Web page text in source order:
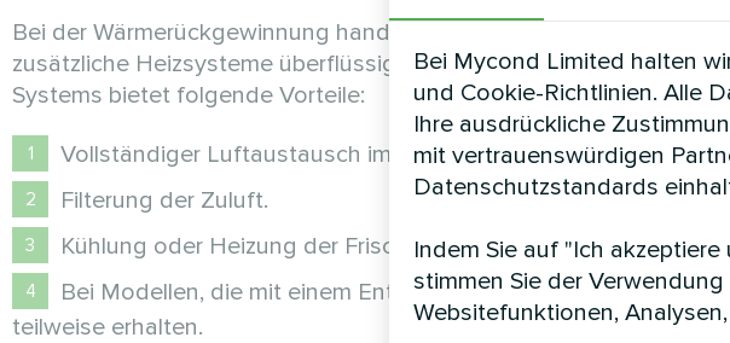
Bei der Wärmerückgewinnung handelt es sich um eine effiziente
zusätzliche Heizsysteme überflüssig werden und die Kosten
Systems bietet folgende Vorteile:
Vollständiger Luftaustausch im Raum.
Filterung der Zuluft.
Kühlung oder Heizung der Frischluft.
Bei Modellen, die mit einem Enthalpierückgewinner
teilweise erhalten.
Bei Mycond Limited halten
und Cookie-Richtlinien. Alle
Ihre ausdrückliche
mit vertrauenswürdigen
Datenschutzstandards
Indem Sie auf "Ich
stimmen Sie der
Websitefunktionen,